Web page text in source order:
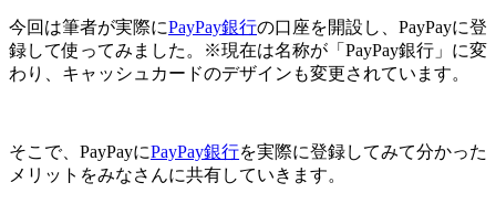
今回は筆者が実際にPayPay銀行の口座を開設し、PayPayに登
録して使ってみました。※現在は名称が「PayPay銀行」に変
わり、キャッシュカードのデザインも変更されています。
そこで、PayPayにPayPay銀行を実際に登録してみて分かった
メリットをみなさんに共有していきます。